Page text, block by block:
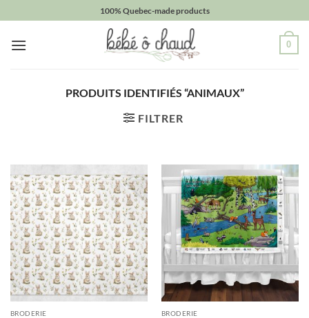
au
contenu
100% Quebec-made products
0
PRODUITS IDENTIFIÉS “ANIMAUX”
FILTRER
BRODERIE BRODERIE